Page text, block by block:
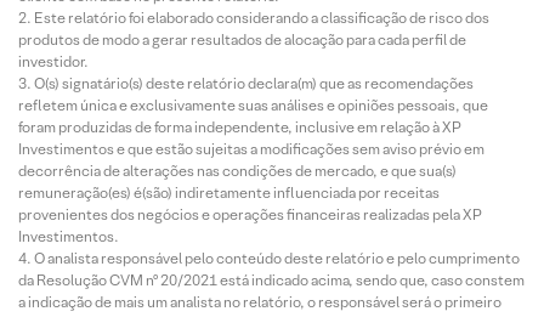
Este relatório foi elaborado considerando a classificação de risco dos
produtos de modo a gerar resultados de alocação para cada perfil de
investidor.
O(s) signatário(s) deste relatório declara(m) que as recomendações
refletem única e exclusivamente suas análises e opiniões pessoais, que
foram produzidas de forma independente, inclusive em relação à XP
Investimentos e que estão sujeitas a modificações sem aviso prévio em
decorrência de alterações nas condições de mercado, e que sua(s)
remuneração(es) é(são) indiretamente influenciada por receitas
provenientes dos negócios e operações financeiras realizadas pela XP
Investimentos.
O analista responsável pelo conteúdo deste relatório e pelo cumprimento
da Resolução CVM nº 20/2021 está indicado acima, sendo que, caso constem
a indicação de mais um analista no relatório, o responsável será o primeiro